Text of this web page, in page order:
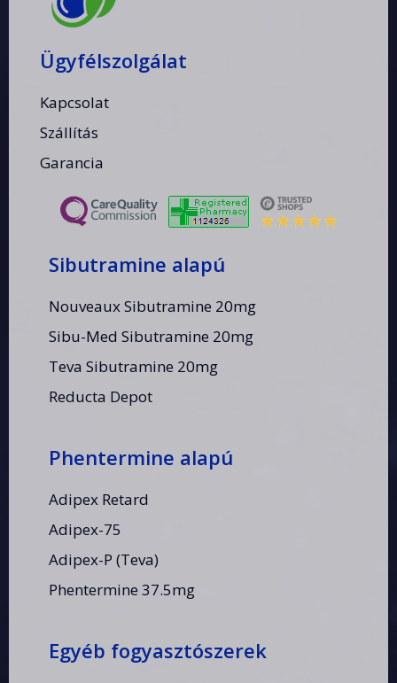
Ügyfélszolgálat
Kapcsolat
Szállítás
Garancia
Sibutramine alapú
Nouveaux Sibutramine 20mg
Sibu-Med Sibutramine 20mg
Teva Sibutramine 20mg
Reducta Depot
Phentermine alapú
Adipex Retard
Adipex-75
Adipex-P (Teva)
Phentermine 37.5mg
Egyéb fogyasztószerek